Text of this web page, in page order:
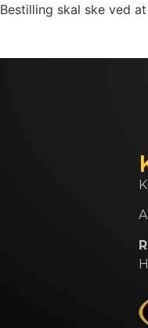
Bestilling skal ske ved